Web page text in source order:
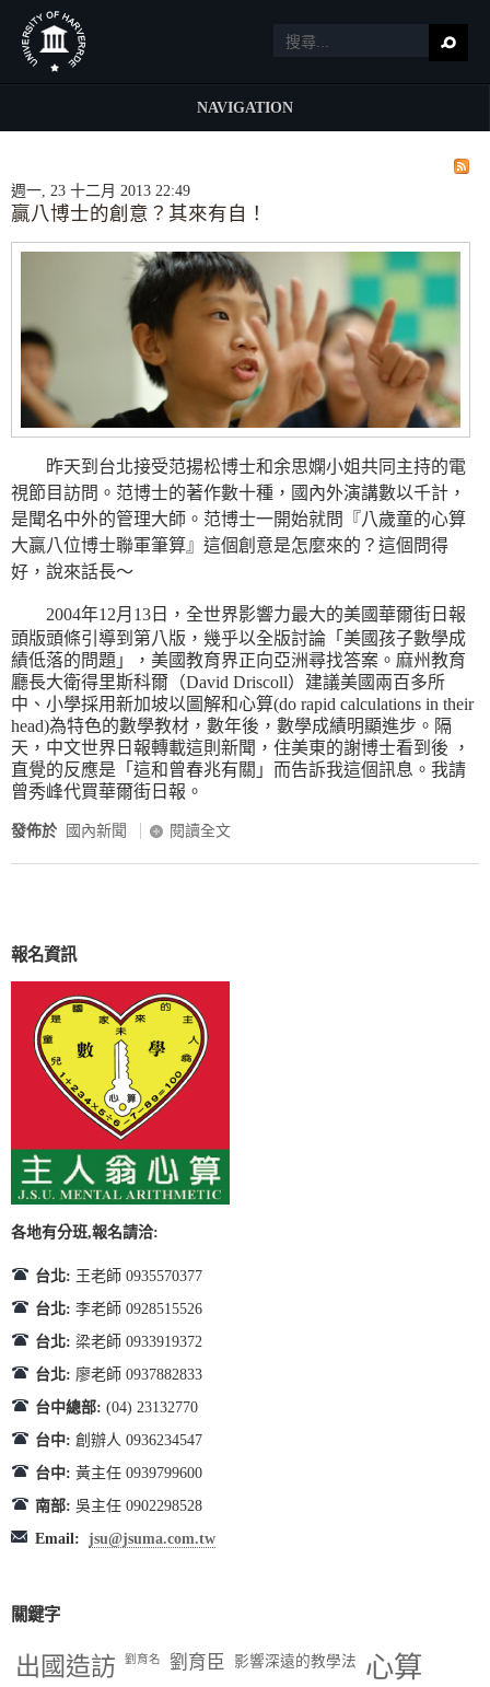
NAVIGATION
週一, 23 十二月 2013 22:49
贏八博士的創意？其來有自！
昨天到台北接受范揚松博士和余思嫻小姐共同主持的電
視節目訪問。范博士的著作數十種，國內外演講數以千計，
是聞名中外的管理大師。范博士一開始就問『八歲童的心算
大贏八位博士聯軍筆算』這個創意是怎麼來的？這個問得
好，說來話長～
2004年12月13日，全世界影響力最大的美國華爾街日報
頭版頭條引導到第八版，幾乎以全版討論「美國孩子數學成
績低落的問題」，美國教育界正向亞洲尋找答案。麻州教育
廳長大衛得里斯科爾（David Driscoll）建議美國兩百多所
中、小學採用新加坡以圖解和心算(do rapid calculations in their
head)為特色的數學教材，數年後，數學成績明顯進步。隔
天，中文世界日報轉載這則新聞，住美東的謝博士看到後 ，
直覺的反應是「這和曾春兆有關」而告訴我這個訊息。我請
曾秀峰代買華爾街日報。
發佈於 國內新聞 閱讀全文
報名資訊
各地有分班,報名請洽:
台北: 王老師 0935570377
台北: 李老師 0928515526
台北: 梁老師 0933919372
台北: 廖老師 0937882833
台中總部: (04) 23132770
台中: 創辦人 0936234547
台中: 黃主任 0939799600
南部: 吳主任 0902298528
Email: jsu@jsuma.com.tw
關鍵字
出國造訪 劉育名 劉育臣 影響深遠的教學法 心算